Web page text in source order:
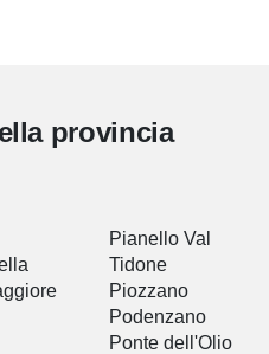
provincia
Pianello Val
Tidone
Piozzano
Podenzano
Ponte dell'Olio